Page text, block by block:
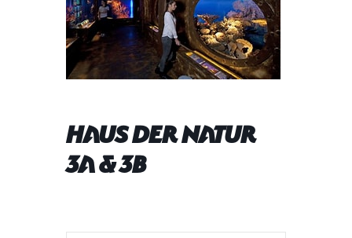
Haus der Natur
3a & 3b